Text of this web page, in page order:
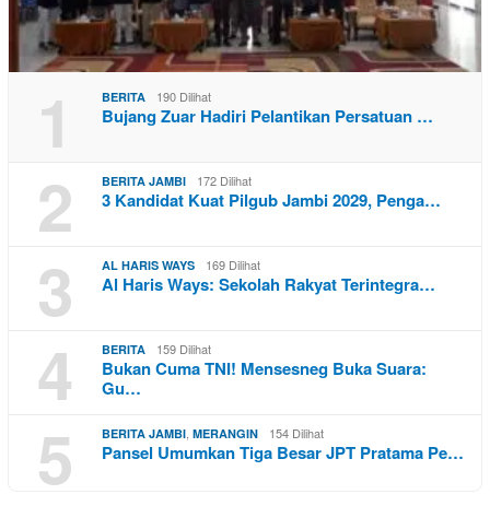
1 BERITA 190 Dilihat
Bujang Zuar Hadiri Pelantikan Persatuan …
2 BERITA JAMBI 172 Dilihat
3 Kandidat Kuat Pilgub Jambi 2029, Penga…
3 AL HARIS WAYS 169 Dilihat
Al Haris Ways: Sekolah Rakyat Terintegra…
4 BERITA 159 Dilihat
Bukan Cuma TNI! Mensesneg Buka Suara:
Gu…
5 BERITA JAMBI, MERANGIN 154 Dilihat
Pansel Umumkan Tiga Besar JPT Pratama Pe…